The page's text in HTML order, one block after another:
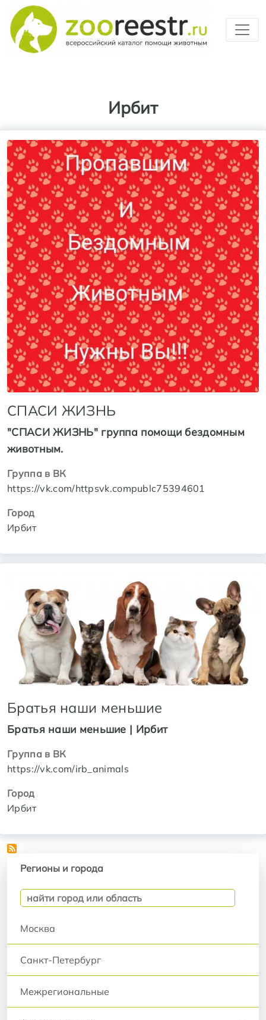
Ирбит
СПАСИ ЖИЗНЬ
"СПАСИ ЖИЗНЬ" группа помощи бездомным
животным.
Группа в ВК
https://vk.com/httpsvk.compublc75394601
Город
Ирбит
Братья наши меньшие
Братья наши меньшие | Ирбит
Группа в ВК
https://vk.com/irb_animals
Город
Ирбит
Регионы и города
Москва
Санкт-Петербург
Межрегиональные